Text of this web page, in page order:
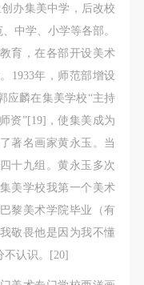
办集美中学，后改校
中学、小学等各部。
育，在各部开设美术
1933年，师范部增设
应麟在集美学校“主持
资”[19]，使集美成为
著名画家黄永玉。当
十九组。黄永玉多次
美学校我第一个美术
黎美术学院毕业（有
敬畏他是因为我不懂
不认识。[20]